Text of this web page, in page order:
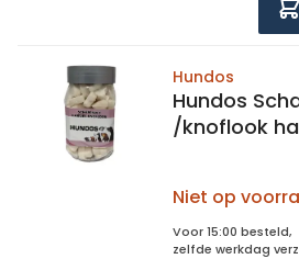
Hundos
Hundos
/
Niet op
Voor 15:00 besteld,
zelfde werkdag